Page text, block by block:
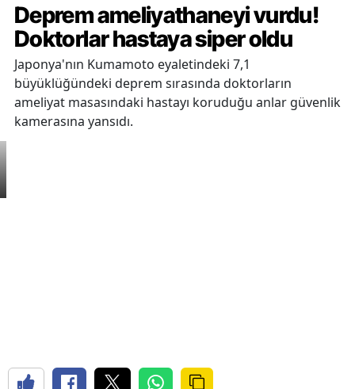
Deprem ameliyathaneyi vurdu!
Doktorlar hastaya siper oldu
Japonya'nın Kumamoto eyaletindeki 7,1
büyüklüğündeki deprem sırasında doktorların
ameliyat masasındaki hastayı koruduğu anlar güvenlik
kamerasına yansıdı.